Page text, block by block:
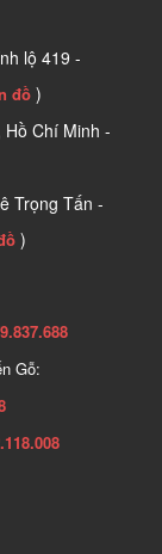
lộ 419 -
đồ )
Chí Minh -
Trọng Tấn -
)
Gỗ: